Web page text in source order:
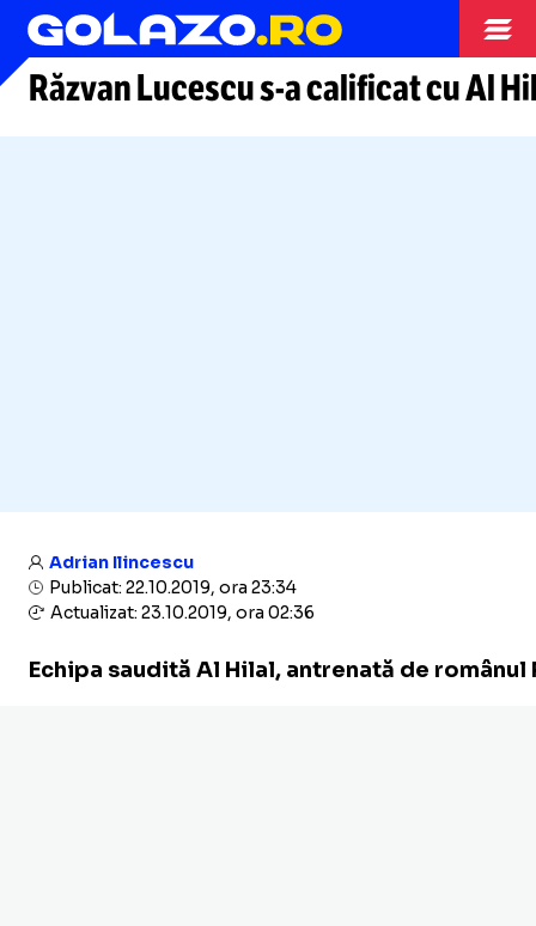
Arhiva fotbal
Răzvan Lucescus-acalificat cu Al
Adrian Ilincescu
Publicat: 22.10.2019, ora 23:34
Actualizat: 23.10.2019, ora 02:36
Echipa saudită Al Hilal, antrenată de